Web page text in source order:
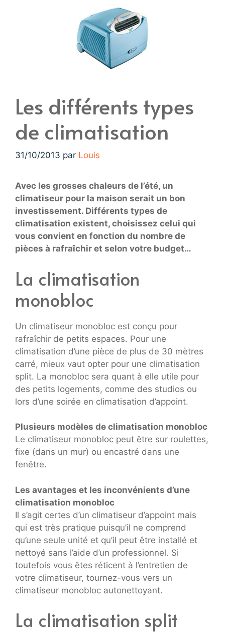
Les différents types
de climatisation
31/10/2013 par Louis
Avec les grosses chaleurs de l’été, un
climatiseur pour la maison serait un bon
investissement. Différents types de
climatisation existent, choisissez celui qui
vous convient en fonction du nombre de
pièces à rafraîchir et selon votre budget…
La climatisation
monobloc
Un climatiseur monobloc est conçu pour
rafraîchir de petits espaces. Pour une
climatisation d’une pièce de plus de 30 mètres
carré, mieux vaut opter pour une climatisation
split. La monobloc sera quant à elle utile pour
des petits logements, comme des studios ou
lors d’une soirée en climatisation d’appoint.
Plusieurs modèles de climatisation monobloc
Le climatiseur monobloc peut être sur roulettes,
fixe (dans un mur) ou encastré dans une
fenêtre.
Les avantages et les inconvénients d’une
climatisation monobloc
Il s’agit certes d’un climatiseur d’appoint mais
qui est très pratique puisqu’il ne comprend
qu’une seule unité et qu’il peut être installé et
nettoyé sans l’aide d’un professionnel. Si
toutefois vous êtes réticent à l’entretien de
votre climatiseur, tournez-vous vers un
climatiseur monobloc autonettoyant.
La climatisation split